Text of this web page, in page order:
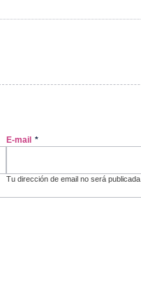
E-mail *
Tu dirección de email no será publicada.